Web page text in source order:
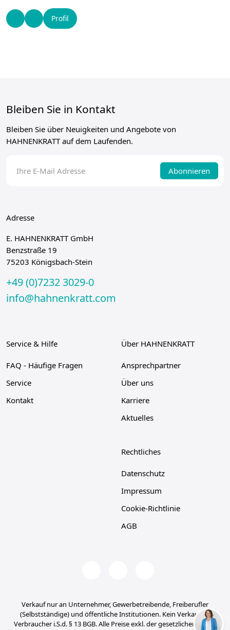
Profil
Bleiben Sie in Kontakt
Bleiben Sie über Neuigkeiten und Angebote von
HAHNENKRATT auf dem Laufenden.
Abonnieren
Adresse
E. HAHNENKRATT GmbH
Benzstraße 19
75203 Königsbach-Stein
+49 (0)7232 3029-0
info@hahnenkratt.com
Service & Hilfe
FAQ - Häufige Fragen
Service
Kontakt
Über HAHNENKRATT
Ansprechpartner
Über uns
Karriere
Aktuelles
Rechtliches
Datenschutz
Impressum
Cookie-Richtlinie
AGB
Verkauf nur an Unternehmer, Gewerbetreibende, Freiberufler
(Selbstständige) und öffentliche Institutionen. Kein Verkauf an
Verbraucher i.S.d. § 13 BGB. Alle Preise exkl. der gesetzlichen MwSt.